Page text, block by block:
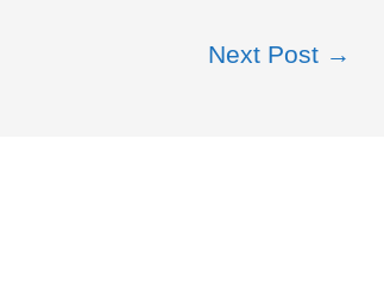
Next Post →